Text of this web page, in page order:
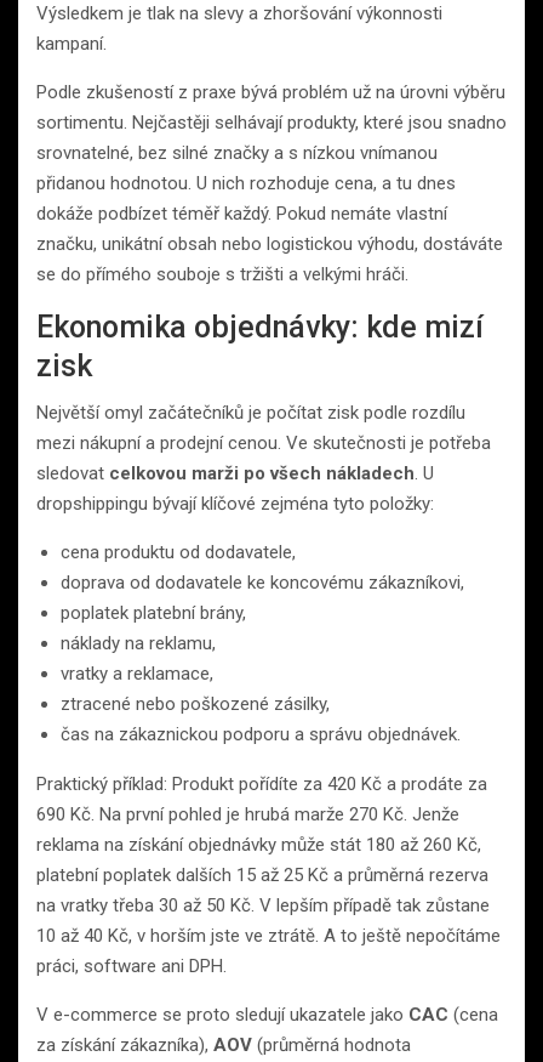
Výsledkem je tlak na slevy a zhoršování výkonnosti
kampaní.
Podle zkušeností z praxe bývá problém už na úrovni výběru
sortimentu. Nejčastěji selhávají produkty, které jsou snadno
srovnatelné, bez silné značky a s nízkou vnímanou
přidanou hodnotou. U nich rozhoduje cena, a tu dnes
dokáže podbízet téměř každý. Pokud nemáte vlastní
značku, unikátní obsah nebo logistickou výhodu, dostáváte
se do přímého souboje s tržišti a velkými hráči.
Ekonomika objednávky: kde mizí
zisk
Největší omyl začátečníků je počítat zisk podle rozdílu
mezi nákupní a prodejní cenou. Ve skutečnosti je potřeba
sledovat celkovou marži po všech nákladech. U
dropshippingu bývají klíčové zejména tyto položky:
cena produktu od dodavatele,
doprava od dodavatele ke koncovému zákazníkovi,
poplatek platební brány,
náklady na reklamu,
vratky a reklamace,
ztracené nebo poškozené zásilky,
čas na zákaznickou podporu a správu objednávek.
Praktický příklad: Produkt pořídíte za 420 Kč a prodáte za
690 Kč. Na první pohled je hrubá marže 270 Kč. Jenže
reklama na získání objednávky může stát 180 až 260 Kč,
platební poplatek dalších 15 až 25 Kč a průměrná rezerva
na vratky třeba 30 až 50 Kč. V lepším případě tak zůstane
10 až 40 Kč, v horším jste ve ztrátě. A to ještě nepočítáme
práci, software ani DPH.
V e-commerce se proto sledují ukazatele jako CAC (cena
za získání zákazníka), AOV (průměrná hodnota